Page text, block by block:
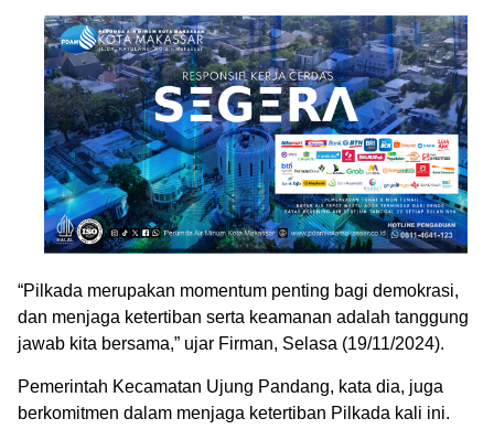
“Pilkada merupakan momentum penting bagi demokrasi,
dan menjaga ketertiban serta keamanan adalah tanggung
jawab kita bersama,” ujar Firman, Selasa (19/11/2024).
Pemerintah Kecamatan Ujung Pandang, kata dia, juga
berkomitmen dalam menjaga ketertiban Pilkada kali ini.